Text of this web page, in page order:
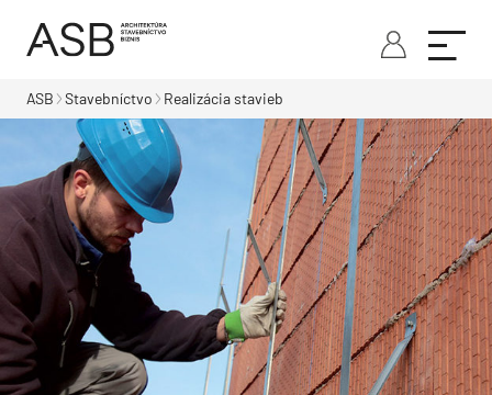
ASB Stavebníctvo Realizácia stavieb